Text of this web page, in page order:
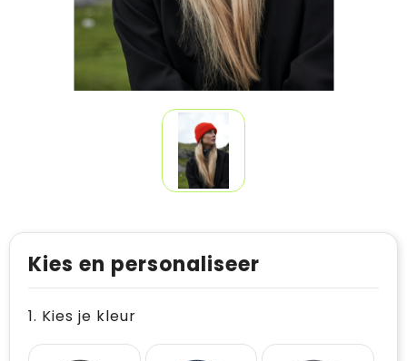
Kies en personaliseer
1. Kies je kleur